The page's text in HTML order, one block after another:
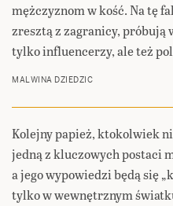
mężczyznom w kość. Na tę
zresztą z zagranicy, próbują
tylko influencerzy, ale też
MALWINA DZIEDZIC
Kolejny papież, ktokolwiek
jedną z kluczowych postaci
a jego wypowiedzi będą się
tylko w wewnętrznym